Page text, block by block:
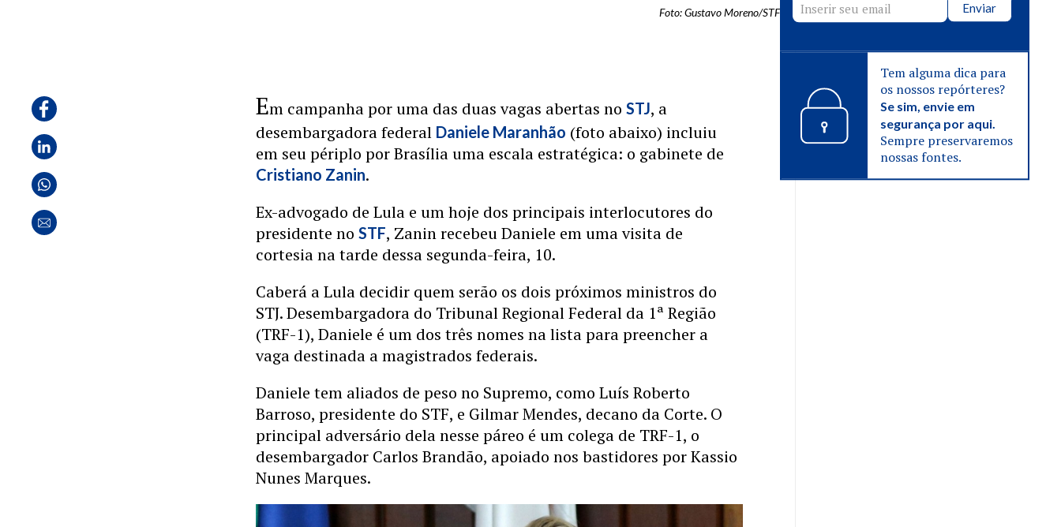
Foto: Gustavo Moreno/STF
Em campanha por uma das duas vagas abertas noSTJ, a
desembargadora federal Daniele Maranhão (foto abaixo) incluiu
em seu périplo por Brasília uma escala estratégica: o gabinete de
Cristiano Zanin.
Ex-advogado de Lula e um hoje dos principais interlocutores do
presidente noSTF, Zanin recebeu Daniele em uma visita de
cortesia na tarde dessa segunda-feira, 10.
Caberá a Lula decidir quem serão os dois próximos ministros do
STJ. Desembargadora do Tribunal Regional Federal da 1ª Região
(TRF-1), Daniele é um dos três nomes na lista para preencher a
vaga destinada a magistrados federais.
Daniele tem aliados de peso no Supremo, como Luís Roberto
Barroso, presidente do STF, e Gilmar Mendes, decano da Corte. O
principal adversário dela nesse páreo é um colega de TRF-1, o
desembargador Carlos Brandão, apoiado nos bastidores por Kassio
Nunes Marques.
Enviar
Tem alguma dica para
os nossos repórteres?
Se sim, envie em
segurança por aqui.
Sempre preservaremos
nossas fontes.